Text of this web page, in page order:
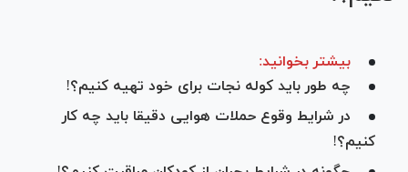
بیشتر بخوانید:
چه طور باید کوله نجات برای خود تهیه کنیم؟!
در شرایط وقوع حملات هوایی دقیقا باید چه کار
کنیم؟!